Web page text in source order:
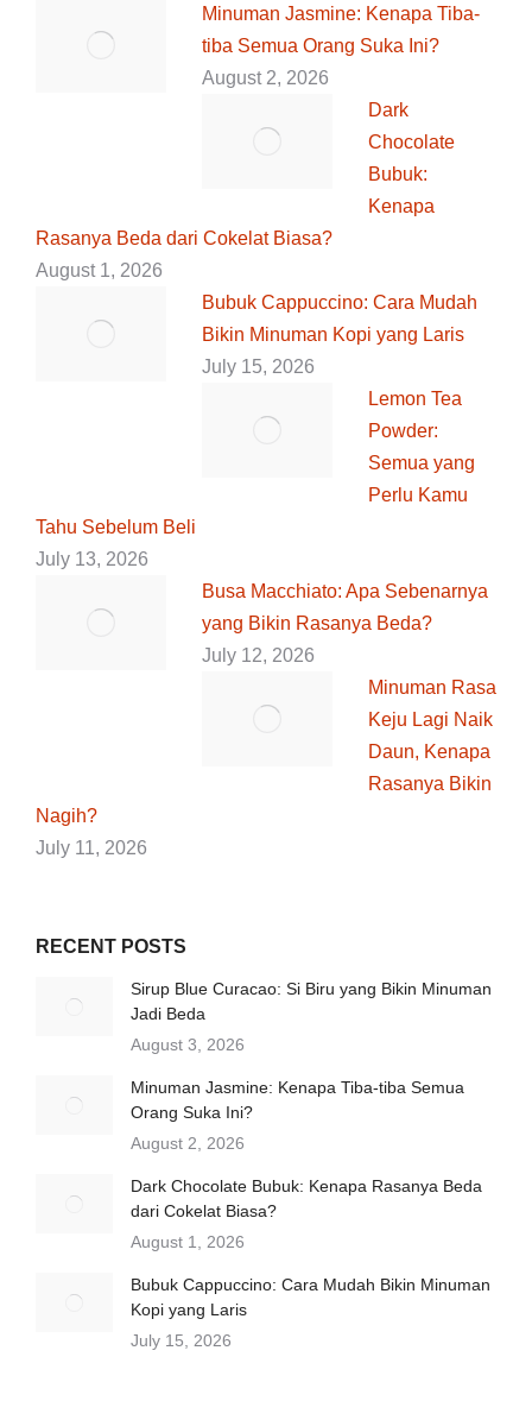
Minuman Jasmine: Kenapa Tiba-
tiba Semua Orang Suka Ini?
August 2, 2026
Dark
Chocolate
Bubuk:
Kenapa
Rasanya Beda dari Cokelat Biasa?
August 1, 2026
Bubuk Cappuccino: Cara Mudah
Bikin Minuman Kopi yang Laris
July 15, 2026
Lemon Tea
Powder:
Semua yang
Perlu Kamu
Tahu Sebelum Beli
July 13, 2026
Busa Macchiato: Apa Sebenarnya
yang Bikin Rasanya Beda?
July 12, 2026
Minuman Rasa
Keju Lagi Naik
Daun, Kenapa
Rasanya Bikin
Nagih?
July 11, 2026
RECENT POSTS
Sirup Blue Curacao: Si Biru yang Bikin Minuman
Jadi Beda
August 3, 2026
Minuman Jasmine: Kenapa Tiba-tiba Semua
Orang Suka Ini?
August 2, 2026
Dark Chocolate Bubuk: Kenapa Rasanya Beda
dari Cokelat Biasa?
August 1, 2026
Bubuk Cappuccino: Cara Mudah Bikin Minuman
Kopi yang Laris
July 15, 2026